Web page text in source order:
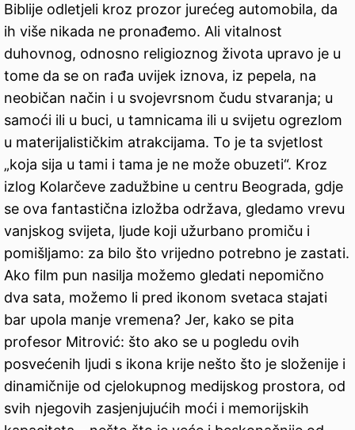
Biblije odletjeli kroz prozor jurećeg automobila, da
ih više nikada ne pronađemo. Ali vitalnost
duhovnog, odnosno religioznog života upravo je u
tome da se on rađa uvijek iznova, iz pepela, na
neobičan način i u svojevrsnom čudu stvaranja; u
samoći ili u buci, u tamnicama ili u svijetu ogrezlom
u materijalističkim atrakcijama. To je ta svjetlost
„koja sija u tami i tama je ne može obuzeti“. Kroz
izlog Kolarčeve zadužbine u centru Beograda, gdje
se ova fantastična izložba održava, gledamo vrevu
vanjskog svijeta, ljude koji užurbano promiču i
pomišljamo: za bilo što vrijedno potrebno je zastati.
Ako film pun nasilja možemo gledati nepomično
dva sata, možemo li pred ikonom svetaca stajati
bar upola manje vremena? Jer, kako se pita
profesor Mitrović: što ako se u pogledu ovih
posvećenih ljudi s ikona krije nešto što je složenije i
dinamičnije od cjelokupnog medijskog prostora, od
svih njegovih zasjenjujućih moći i memorijskih